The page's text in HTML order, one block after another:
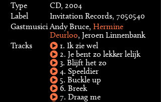
Type
CD, 2004
Label
Invitation Records, 7050540
Gastmusici Andy Bruce, Hermine
Deurloo, Jeroen Linnenbank
Tracks
1. Ik zie wel
2. Je bent zo lekker lelijk
3. Blijft het zo
4. Speeldier
5. Buckle up
6. Breek
7. Draag me